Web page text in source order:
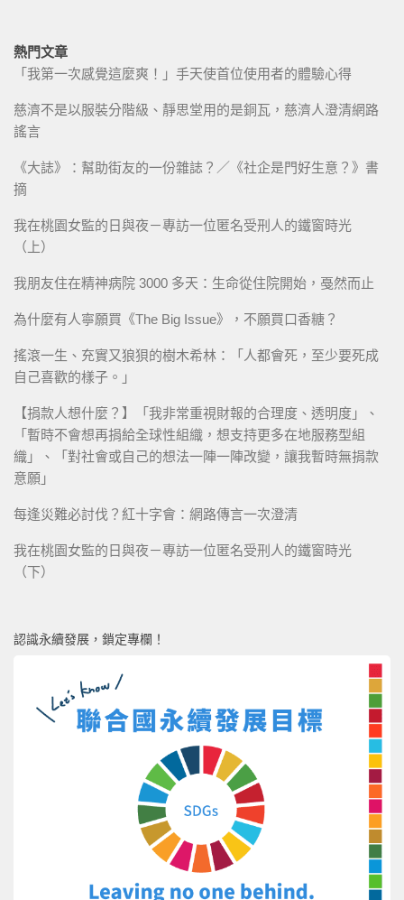
熱門文章
「我第一次感覺這麼爽！」手天使首位使用者的體驗心得
慈濟不是以服裝分階級、靜思堂用的是銅瓦，慈濟人澄清網路
謠言
《大誌》：幫助街友的一份雜誌？／《社企是門好生意？》書
摘
我在桃園女監的日與夜－專訪一位匿名受刑人的鐵窗時光
（上）
我朋友住在精神病院 3000 多天：生命從住院開始，戞然而止
為什麼有人寧願買《The Big Issue》，不願買口香糖？
搖滾一生、充實又狼狽的樹木希林：「人都會死，至少要死成
自己喜歡的樣子。」
【捐款人想什麼？】「我非常重視財報的合理度、透明度」、
「暫時不會想再捐給全球性組織，想支持更多在地服務型組
織」、「對社會或自己的想法一陣一陣改變，讓我暫時無捐款
意願」
每逢災難必討伐？紅十字會：網路傳言一次澄清
我在桃園女監的日與夜－專訪一位匿名受刑人的鐵窗時光
（下）
認識永續發展，鎖定專欄！